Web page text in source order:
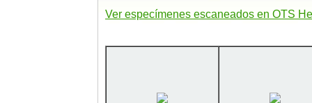
Ver especímenes escaneados en OTS